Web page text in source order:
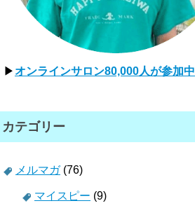
▶オンラインサロン80,000人が参加中
カテゴリー
メルマガ(76)
マイスピー (9)